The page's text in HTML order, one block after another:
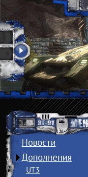
Новости
Дополнения
UT3